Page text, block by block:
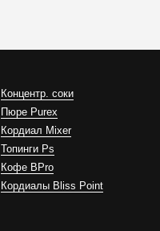
Концентр. соки
Пюре Purex
Кордиал Mixer
Топинги Ps
Кофе BPro
Кордиалы Bliss Point